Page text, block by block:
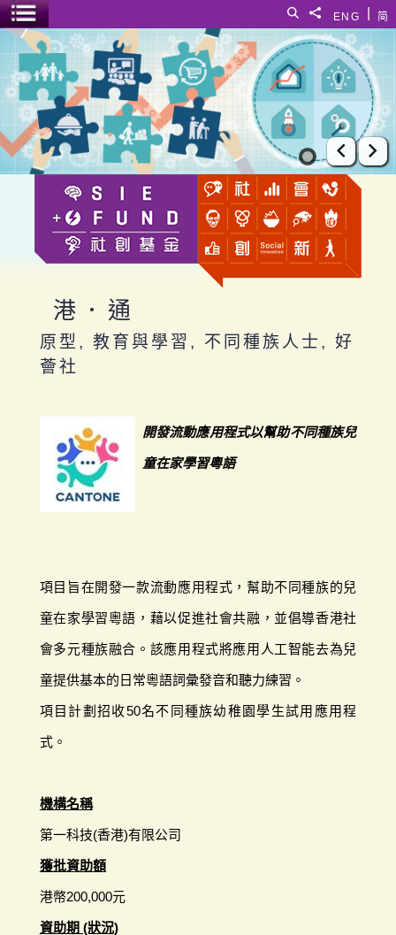
简
ENG
分享給
搜尋
選單開關
港．通
上一張
下
港．通
原型, 教育與學習, 不同種族人士, 好
薈社
開發流動應用程式以幫助不同種族兒
童在家學習粵語
項目旨在開發一款流動應用程式，幫助不同種族的兒
童在家學習粵語，藉以促進社會共融，並倡導香港社
會多元種族融合。該應用程式將應用人工智能去為兒
童提供基本的日常粵語詞彙發音和聽力練習。
項目計劃招收50名不同種族幼稚園學生試用應用程
式。
機構名稱
第一科技(香港)有限公司
獲批資助額
港幣200,000元
資助期 (狀況)